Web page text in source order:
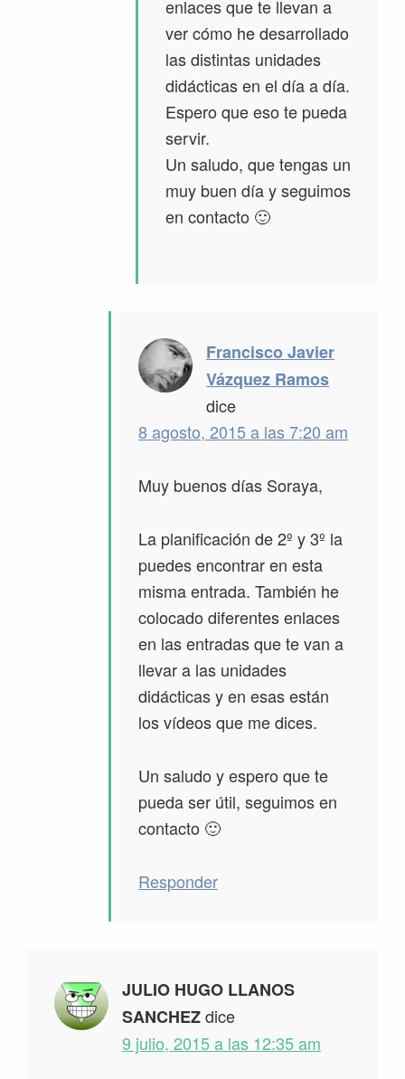
enlaces que te llevan a
ver cómo he desarrollado
las distintas unidades
didácticas en el día a día.
Espero que eso te pueda
servir.
Un saludo, que tengas un
muy buen día y seguimos
en contacto 🙂
Francisco Javier
Vázquez Ramos
dice
8 agosto, 2015 a las 7:20 am
Muy buenos días Soraya,
La planificación de 2º y 3º la
puedes encontrar en esta
misma entrada. También he
colocado diferentes enlaces
en las entradas que te van a
llevar a las unidades
didácticas y en esas están
los vídeos que me dices.
Un saludo y espero que te
pueda ser útil, seguimos en
contacto 🙂
Responder
JULIO HUGO LLANOS
SANCHEZdice
9 julio, 2015 a las 12:35 am